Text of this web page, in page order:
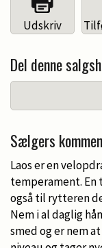
Udskriv
Del denne
Sælgers
Laos er en
temperament. En
også til rytteren
Nem i al daglig
smed og er nem